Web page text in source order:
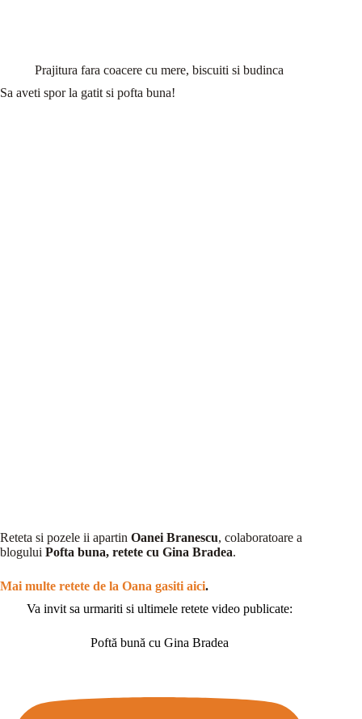
Prajitura fara coacere cu mere, biscuiti si budinca
Sa aveti spor la gatit si pofta buna!
Reteta si pozele ii apartin Oanei Branescu, colaboratoare a
blogului Pofta buna, retete cu Gina Bradea.
Mai multe retete de la Oana gasiti aici.
Va invit sa urmariti si ultimele retete video publicate:
Poftă bună cu Gina Bradea